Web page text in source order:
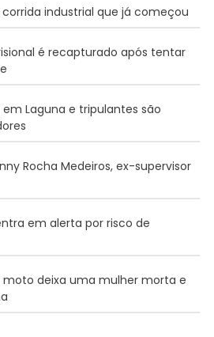
industrial que já começou
é recapturado após tentar
Laguna e tripulantes são
Rocha Medeiros, ex-supervisor
em alerta por risco de
deixa uma mulher morta e